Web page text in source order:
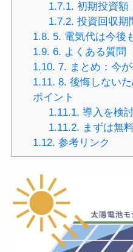
1.7.1. 初期投資額
1.7.2. 投資回収期
1.8. 5. 電気代は今後
1.9. 6. よくある質問
1.10. 7. まとめ：今
1.11. 8. 後悔しない
ポイント
1.11.1. 導入を検
1.11.2. まずは無
1.12. 参考リンク